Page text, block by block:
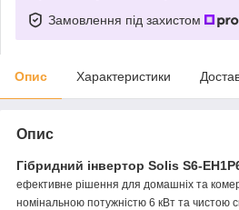
Замовлення під захистом
Опис Характеристики
Опис
Гібридний інвертор Solis S6-
ефективне рішення для домашніх та
номінальною потужністю 6 кВт та чистою